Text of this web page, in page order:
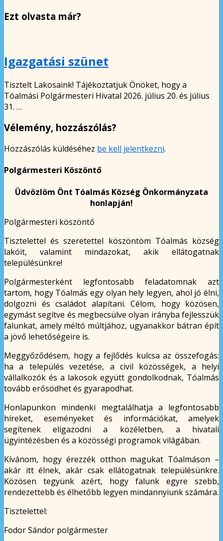
Ezt olvasta már?
Igazgatási szünet
Tisztelt Lakosaink! Tájékoztatjuk Önöket, hogy a
Tóalmási Polgármesteri Hivatal 2026. július 20. és július
31. …
Vélemény, hozzászólás?
Hozzászólás küldéséhez be kell jelentkezni.
Polgármesteri Köszöntő
Üdvözlöm Önt Tóalmás Község Önkormányzata
honlapján!
Polgármesteri köszöntő
Tisztelettel és szeretettel köszöntöm Tóalmás község
lakóit, valamint mindazokat, akik ellátogatnak
településünkre!
Polgármesterként legfontosabb feladatomnak azt
tartom, hogy Tóalmás egy olyan hely legyen, ahol jó élni,
dolgozni és családot alapítani. Célom, hogy közösen,
egymást segítve és megbecsülve olyan irányba fejlesszük
falunkat, amely méltó múltjához, ugyanakkor bátran épít
a jövő lehetőségeire is.
Meggyőződésem, hogy a fejlődés kulcsa az összefogás:
ha a település vezetése, a civil közösségek, a helyi
vállalkozók és a lakosok együtt gondolkodnak, Tóalmás
tovább erősödhet és gyarapodhat.
Honlapunkon mindenki megtalálhatja a legfontosabb
híreket, eseményeket és információkat, amelyek
segítenek eligazodni a közéletben, a hivatali
ügyintézésben és a közösségi programok világában.
Kívánom, hogy érezzék otthon magukat Tóalmáson –
akár itt élnek, akár csak ellátogatnak településünkre.
Közösen tegyünk azért, hogy falunk egyre szebb,
rendezettebb és élhetőbb legyen mindannyiunk számára.
Tisztelettel:
Fodor Sándor polgármester